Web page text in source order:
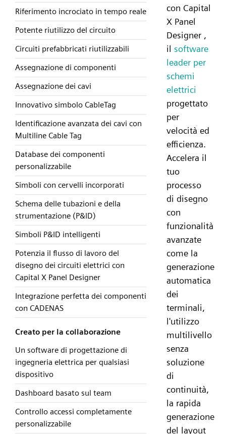
Riferimento incrociato in tempo reale
Potente riutilizzo del circuito
Circuiti prefabbricati riutilizzabili
Assegnazione di componenti
Assegnazione dei cavi
Innovativo simbolo CableTag
Identificazione avanzata dei cavi con
Multiline Cable Tag
Database dei componenti
personalizzabile
Simboli con cervelli incorporati
Schema delle tubazioni e della
strumentazione (P&ID)
Simboli P&ID intelligenti
Potenzia il flusso di lavoro del
disegno dei circuiti elettrici con
Capital X Panel Designer
Integrazione perfetta dei componenti
con CADENAS
Creato per la collaborazione
Un software di progettazione di
ingegneria elettrica per qualsiasi
dispositivo
Dashboard basato sul team
Controllo accessi completamente
personalizzabile
con Capital
X Panel
Designer ,
il software
leader per
schemi
elettrici
progettato
per
velocità ed
efficienza.
Accelera il
tuo
processo
di disegno
con
funzionalità
avanzate
come la
generazione
automatica
dei
terminali,
l'utilizzo
multilivello
senza
soluzione
di
continuità,
la rapida
generazione
del layout